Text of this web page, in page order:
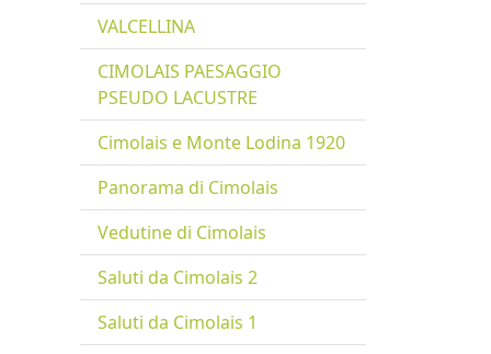
VALCELLINA
CIMOLAIS PAESAGGIO
PSEUDO LACUSTRE
Cimolais e Monte Lodina 1920
Panorama di Cimolais
Vedutine di Cimolais
Saluti da Cimolais 2
Saluti da Cimolais 1